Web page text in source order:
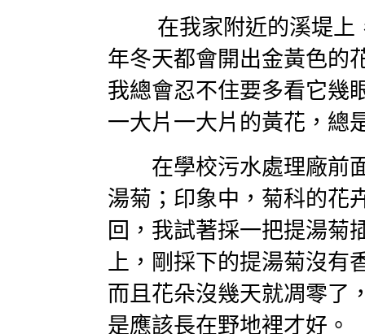
在我家附近的溪堤上
年冬天都會開出金黃色的
我總會忍不住要多看它幾
一大片一大片的黃花，總
在學校污水處理廠前面
湯菊；印象中，菊科的花
回，我試著採一把提湯菊
上，剛採下的提湯菊沒有
而且花朵沒幾天就凋零了
是應該長在野地裡才好。